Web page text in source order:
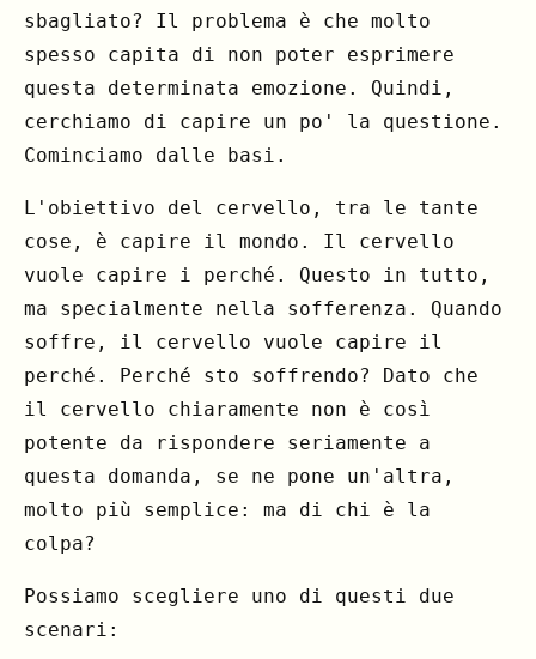
sbagliato? Il problema è che molto
spesso capita di non poter esprimere
questa determinata emozione. Quindi,
cerchiamo di capire un po' la questione.
Cominciamo dalle basi.
L'obiettivo del cervello, tra le tante
cose, è capire il mondo. Il cervello
vuole capire i perché. Questo in tutto,
ma specialmente nella sofferenza. Quando
soffre, il cervello vuole capire il
perché. Perché sto soffrendo? Dato che
il cervello chiaramente non è così
potente da rispondere seriamente a
questa domanda, se ne pone un'altra,
molto più semplice: ma di chi è la
colpa?
Possiamo scegliere uno di questi due
scenari: